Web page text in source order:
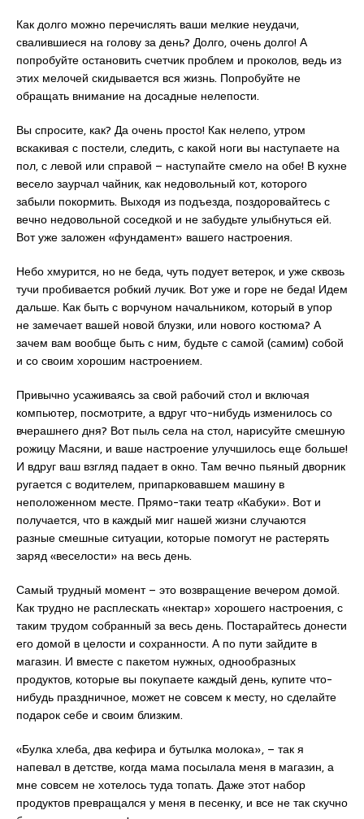
Как долго можно перечислять ваши мелкие неудачи,
свалившиеся на голову за день? Долго, очень долго! А
попробуйте остановить счетчик проблем и проколов, ведь из
этих мелочей скидывается вся жизнь. Попробуйте не
обращать внимание на досадные нелепости.
Вы спросите, как? Да очень просто! Как нелепо, утром
вскакивая с постели, следить, с какой ноги вы наступаете на
пол, с левой или справой – наступайте смело на обе! В кухне
весело заурчал чайник, как недовольный кот, которого
забыли покормить. Выходя из подъезда, поздоровайтесь с
вечно недовольной соседкой и не забудьте улыбнуться ей.
Вот уже заложен «фундамент» вашего настроения.
Небо хмурится, но не беда, чуть подует ветерок, и уже сквозь
тучи пробивается робкий лучик. Вот уже и горе не беда! Идем
дальше. Как быть с ворчуном начальником, который в упор
не замечает вашей новой блузки, или нового костюма? А
зачем вам вообще быть с ним, будьте с самой (самим) собой
и со своим хорошим настроением.
Привычно усаживаясь за свой рабочий стол и включая
компьютер, посмотрите, а вдруг что-нибудь изменилось со
вчерашнего дня? Вот пыль села на стол, нарисуйте смешную
рожицу Масяни, и ваше настроение улучшилось еще больше!
И вдруг ваш взгляд падает в окно. Там вечно пьяный дворник
ругается с водителем, припарковавшем машину в
неположенном месте. Прямо-таки театр «Кабуки». Вот и
получается, что в каждый миг нашей жизни случаются
разные смешные ситуации, которые помогут не растерять
заряд «веселости» на весь день.
Самый трудный момент – это возвращение вечером домой.
Как трудно не расплескать «нектар» хорошего настроения, с
таким трудом собранный за весь день. Постарайтесь донести
его домой в целости и сохранности. А по пути зайдите в
магазин. И вместе с пакетом нужных, однообразных
продуктов, которые вы покупаете каждый день, купите что-
нибудь праздничное, может не совсем к месту, но сделайте
подарок себе и своим близким.
«Булка хлеба, два кефира и бутылка молока», – так я
напевал в детстве, когда мама посылала меня в магазин, а
мне совсем не хотелось туда топать. Даже этот набор
продуктов превращался у меня в песенку, и все не так скучно